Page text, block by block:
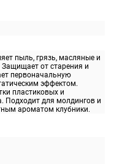
пыль, грязь, масляные и
Защищает от старения и
первоначальную
эффектом.
пластиковых и
Подходит для молдингов и
ароматом клубники.